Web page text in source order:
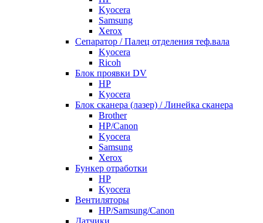
Kyocera
Samsung
Xerox
Cепаратор / Палец отделения теф.вала
Kyocera
Ricoh
Блок проявки DV
HP
Kyocera
Блок сканера (лазер) / Линейка сканера
Brother
HP/Canon
Kyocera
Samsung
Xerox
Бункер отработки
HP
Kyocera
Вентиляторы
HP/Samsung/Canon
Датчики